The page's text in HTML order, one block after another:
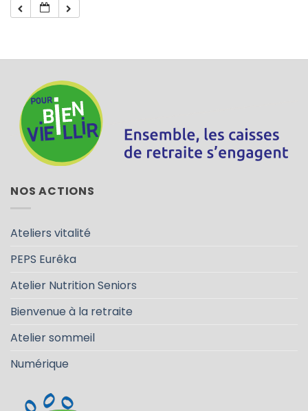
NOS ACTIONS
Ateliers vitalité
PEPS Eurêka
Atelier Nutrition Seniors
Bienvenue à la retraite
Atelier sommeil
Numérique